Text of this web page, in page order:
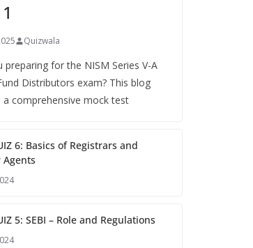
Quizwala
preparing for the NISM Series V-A
Distributors exam? This blog
a comprehensive mock test
6: Basics of Registrars and
5: SEBI – Role and Regulations